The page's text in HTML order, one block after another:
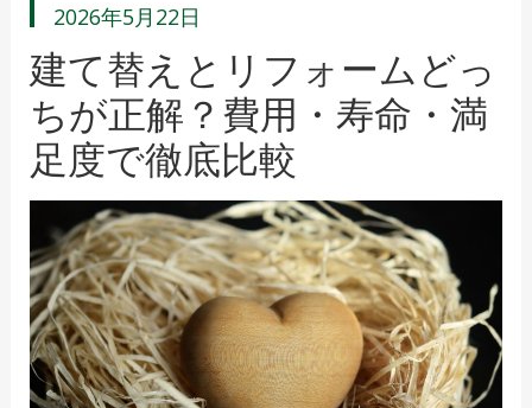
投
日
2026年5月22日
建て替えとリフォームどっ
ちが正解？費用・寿命・満
足度で徹底比較